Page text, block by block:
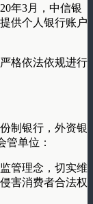
年3月，中信银
供个人银行账户
格依法依规进行
制银行，外资银
管单位：
管理念，切实维
害消费者合法权